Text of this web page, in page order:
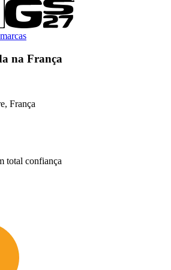
na França
França
total confiança